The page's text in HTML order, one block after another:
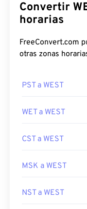
Convertir
horarias
FreeConvert.com
otras zonas
PST a WEST
WET a WEST
CST a WEST
MSK a WEST
NST a WEST